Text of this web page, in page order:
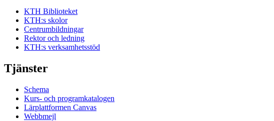
KTH Biblioteket
KTH:s skolor
Centrumbildningar
Rektor och ledning
KTH:s verksamhetsstöd
Tjänster
Schema
Kurs- och programkatalogen
Lärplattformen Canvas
Webbmejl